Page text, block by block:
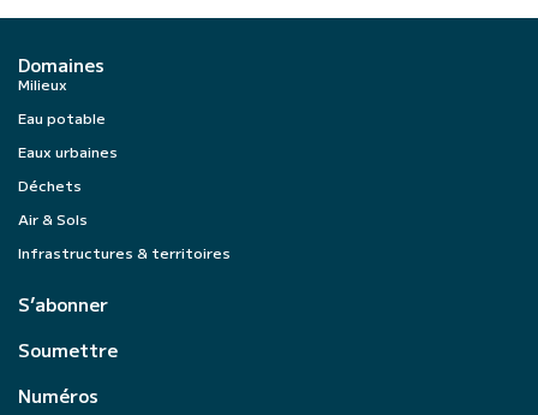
Domaines
Milieux
Eau potable
Eaux urbaines
Déchets
Air & Sols
Infrastructures & territoires
S’abonner
Soumettre
Numéros